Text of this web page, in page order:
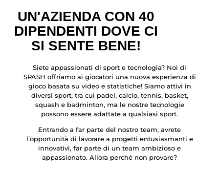
UN'AZIENDA CON 40
DIPENDENTI DOVE CI
SI SENTE BENE!
Siete appassionati di sport e tecnologia? Noi di
SPASH offriamo ai giocatori una nuova esperienza di
gioco basata su video e statistiche! Siamo attivi in
diversi sport, tra cui padel, calcio, tennis, basket,
squash e badminton, ma le nostre tecnologie
possono essere adattate a qualsiasi sport.
Entrando a far parte del nostro team, avrete
l’opportunità di lavorare a progetti entusiasmanti e
innovativi, far parte di un team ambizioso e
appassionato. Allora perché non provare?